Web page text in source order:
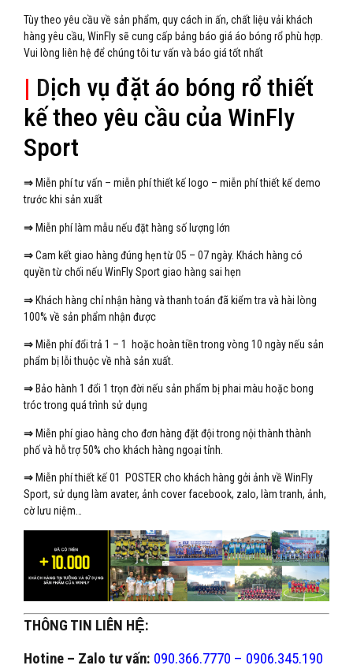
Tùy theo yêu cầu về sản phẩm, quy cách in ấn, chất liệu vải khách
hàng yêu cầu, WinFly sẽ cung cấp bảng báo giá áo bóng rổ phù hợp.
Vui lòng liên hệ để chúng tôi tư vấn và báo giá tốt nhất
| Dịch vụ đặt áo bóng rổ thiết
kế theo yêu cầu của WinFly
Sport
⇒ Miễn phí tư vấn – miễn phí thiết kế logo – miễn phí thiết kế demo
trước khi sản xuất
⇒ Miễn phí làm mẫu nếu đặt hàng số lượng lớn
⇒Cam kết giao hàng đúng hẹn từ 05 – 07 ngày. Khách hàng có
quyền từ chối nếu WinFly Sport giao hàng sai hẹn
⇒Khách hàng chỉ nhận hàng và thanh toán đã kiểm tra và hài lòng
100% về sản phẩm nhận được
⇒ Miễn phí đổi trả 1 – 1 hoặc hoàn tiền trong vòng 10 ngày nếu sản
phẩm bị lỗi thuộc về nhà sản xuất.
⇒ Bảo hành 1 đổi 1 trọn đời nếu sản phẩm bị phai màu hoặc bong
tróc trong quá trình sử dụng
⇒ Miễn phí giao hàng cho đơn hàng đặt đội trong nội thành thành
phố và hỗ trợ 50% cho khách hàng ngoại tỉnh.
⇒ Miễn phí thiết kế 01 POSTER cho khách hàng gởi ảnh về WinFly
Sport, sử dụng làm avater, ảnh cover facebook, zalo, làm tranh, ảnh,
cờ lưu niệm…
THÔNG TIN LIÊN HỆ:
Hotine – Zalo tư vấn: 090.366.7770 – 0906.345.190